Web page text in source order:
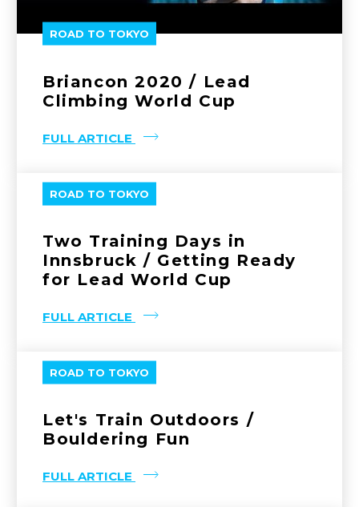
ROAD TO TOKYO
Briancon 2020 / Lead
Climbing World Cup
FULL ARTICLE
ROAD TO TOKYO
Two Training Days in
Innsbruck / Getting Ready
for Lead World Cup
FULL ARTICLE
ROAD TO TOKYO
Let's Train Outdoors /
Bouldering Fun
FULL ARTICLE